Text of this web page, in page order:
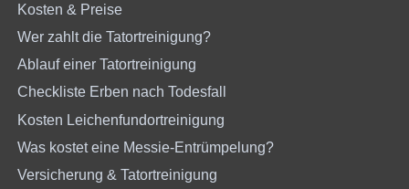
Kosten & Preise
Wer zahlt die Tatortreinigung?
Ablauf einer Tatortreinigung
Checkliste Erben nach Todesfall
Kosten Leichenfundortreinigung
Was kostet eine Messie-Entrümpelung?
Versicherung & Tatortreinigung